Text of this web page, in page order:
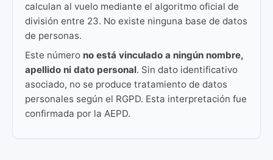
calculan al vuelo mediante el algoritmo oficial de
división entre 23. No existe ninguna base de datos
de personas.
Este número no está vinculado a ningún nombre,
apellido ni dato personal. Sin dato identificativo
asociado, no se produce tratamiento de datos
personales según el RGPD. Esta interpretación fue
confirmada por la AEPD.